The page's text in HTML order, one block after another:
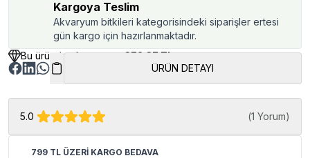
Kargoya Teslim
Akvaryum bitkileri kategorisindeki siparişler ertesi
gün kargo için hazırlanmaktadır.
Bu üründen kazancınız372.37 TL
ÜRÜN DETAYI
5.0 (1 Yorum)
799 TL ÜZERİ KARGO BEDAVA